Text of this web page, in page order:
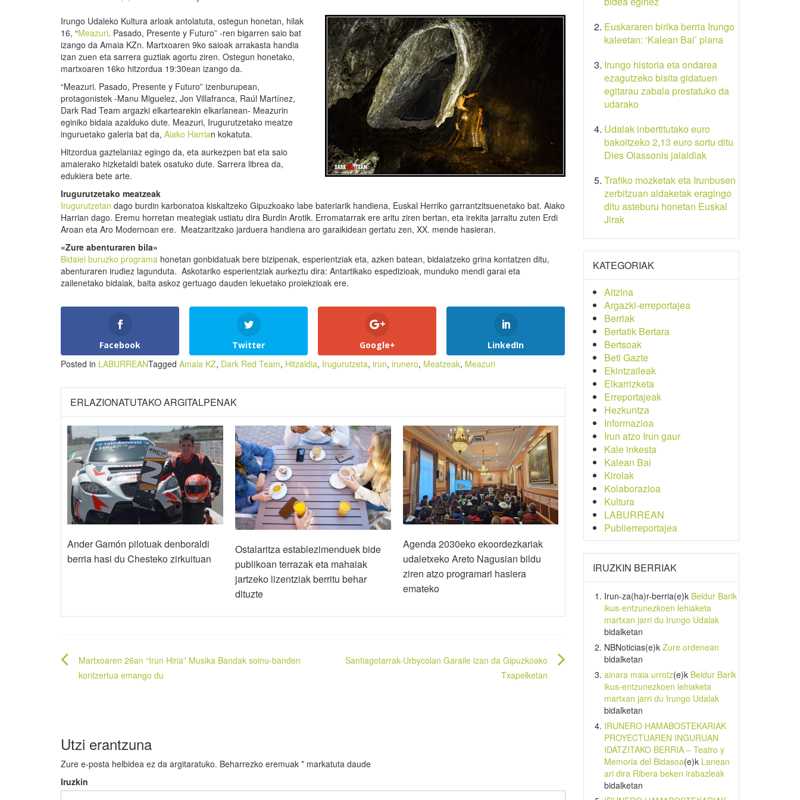
Irungo Udaleko Kultura arloak antolatuta, ostegun honetan, hilak
16, “Meazuri. Pasado, Presente y Futuro” -ren bigarren saio bat
izango da Amaia KZn. Martxoaren 9ko saioak arrakasta handia
izan zuen eta sarrera guztiak agortu ziren. Ostegun honetako,
martxoaren 16ko hitzordua 19:30ean izango da.
“Meazuri. Pasado, Presente y Futuro” izenburupean,
protagonistek -Manu Miguelez, Jon Villafranca, Raúl Martínez,
Dark Rad Team argazki elkartearekin elkarlanean- Meazurin
eginiko bidaia azalduko dute. Meazuri, Irugurutzetako meatze
inguruetako galeria bat da, Aiako Harrian kokatuta.
Hitzordua gaztelaniaz egingo da, eta aurkezpen bat eta saio
amaierako hizketaldi batek osatuko dute. Sarrera librea da,
edukiera bete arte.
Irugurutzetako meatzeak
Irugurutzetan dago burdin karbonatoa kiskaltzeko Gipuzkoako labe bateriarik handiena, Euskal Herriko garrantzitsuenetako bat. Aiako
Harrian dago. Eremu horretan meategiak ustiatu dira Burdin Arotik. Erromatarrak ere aritu ziren bertan, eta irekita jarraitu zuten Erdi
Aroan eta Aro Modernoan ere. Meatzaritzako jarduera handiena aro garaikidean gertatu zen, XX. mende hasieran.
«Zure abenturaren bila»
Bidaiei buruzko programa honetan gonbidatuak bere bizipenak, esperientziak eta, azken batean, bidaiatzeko grina kontatzen ditu,
abenturaren irudiez lagunduta. Askotariko esperientziak aurkeztu dira: Antartikako espedizioak, munduko mendi garai eta
zailenetako bidaiak, baita askoz gertuago dauden lekuetako proiekzioak ere.
Facebook Twitter Google+ LinkedIn
Posted in LABURREANTagged Amaia KZ, Dark Red Team, Hitzaldia, Irugurutzeta, irun, irunero, Meatzeak, Meazuri
ERLAZIONATUTAKO ARGITALPENAK
Ander Gamón pilotuak denboraldi
berria hasi du Chesteko zirkuituan
Ostalaritza establezimenduek bide
publikoan terrazak eta mahaiak
jartzeko lizentziak berritu behar
dituzte
Agenda 2030eko ekoordezkariak
udaletxeko Areto Nagusian bildu
ziren atzo programari hasiera
emateko
Bidalketetan
zehar
Martxoaren 26an “Irun Hiria” Musika Bandak soinu-banden
kontzertua emango du
Santiagotarrak-Urbycolan Garaile izan da Gipuzkoako
Txapelketan
Utzi erantzuna
Zure e-posta helbidea ez da argitaratuko. Beharrezko eremuak * markatuta daude
Iruzkin
Euskararen birika berria Irungo
kaleetan: ‘Kalean Bai’ plana
Irungo historia eta ondarea
ezagutzeko bisita gidatuen
egitarau zabala prestatuko da
udarako
Udalak inbertitutako euro
bakoitzeko 2,13 euro sortu ditu
Dies Oiassonis jaialdiak
Trafiko mozketak eta Irunbusen
zerbitzuan aldaketak eragingo
ditu asteburu honetan Euskal
Jirak
KATEGORIAK
Aitzina
Argazki-erreportajea
Berriak
Bertatik Bertara
Bertsoak
Beti Gazte
Ekintzaileak
Elkarrizketa
Erreportajeak
Hezkuntza
Informazioa
Irun atzo Irun gaur
Kale inkesta
Kalean Bai
Kirolak
Kolaborazioa
Kultura
LABURREAN
Publierreportajea
IRUZKIN BERRIAK
Irun-za(ha)r-berria(e)k Beldur Barik
ikus-entzunezkoen lehiaketa
martxan jarri du Irungo Udalak
bidalketan
NBNoticias(e)k Zure ordenean
bidalketan
ainara maia urrotz(e)k Beldur Barik
ikus-entzunezkoen lehiaketa
martxan jarri du Irungo Udalak
bidalketan
IRUNERO HAMABOSTEKARIAK
PROYECTUAREN INGURUAN
IDATZITAKO BERRIA – Teatro y
Memoria del Bidasoa(e)k Lanean
ari dira Ribera beken irabazleak
bidalketan